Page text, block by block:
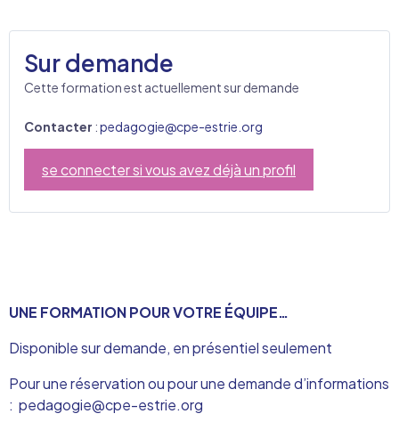
UNE FORMATION POUR VOTRE ÉQUIPE…
Disponible sur demande, en présentiel seulement
Pour une réservation ou pour une demande d’informations
: pedagogie@cpe-estrie.org
Sur demande
Cette formation est actuellement sur demande
Contacter :pedagogie@cpe-estrie.org
se connecter si vous avez déjà un profil